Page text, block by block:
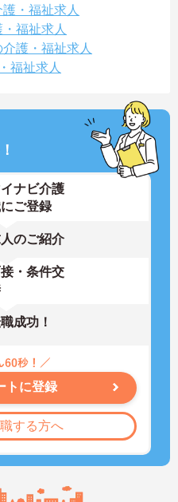
・福祉求人
福祉求人
護・福祉求人
福祉求人
ナビ介護
ご登録
のご紹介
・条件交
成功！
トに登録
する方へ